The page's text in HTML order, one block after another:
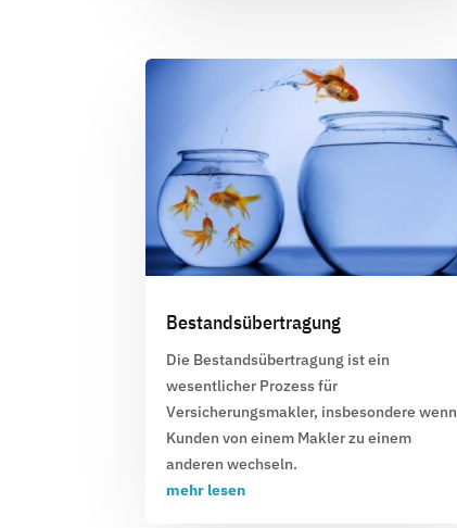
Bestandsübertragung
Die Bestandsübertragung ist ein
wesentlicher Prozess für
Versicherungsmakler, insbesondere wenn
Kunden von einem Makler zu einem
anderen wechseln.
mehr lesen